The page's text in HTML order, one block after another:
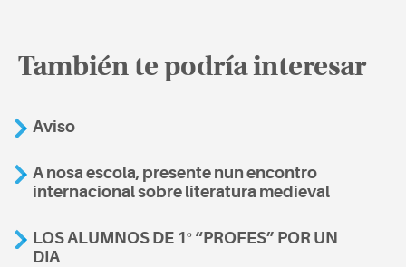
También te podría interesar
Aviso
A nosa escola, presente nun encontro
internacional sobre literatura medieval
LOS ALUMNOS DE 1º “PROFES” POR UN
DIA